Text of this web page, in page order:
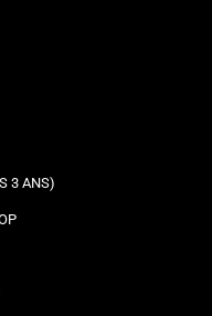
3 ANS)